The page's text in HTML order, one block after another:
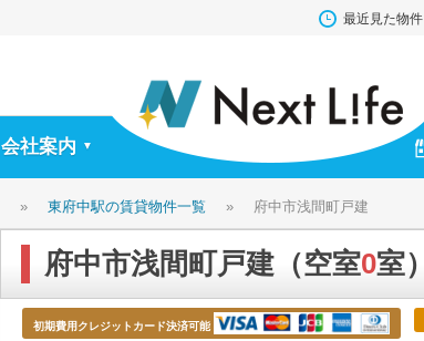
最近見た物件
会社案内 ▼
» 東府中駅の賃貸物件一覧 » 府中市浅間町戸建
府中市浅間町戸建（空室0室）
初期費用クレジットカード決済可能